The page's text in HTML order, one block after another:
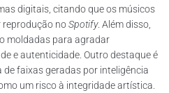
digitais, citando que os músicos
reprodução noSpotify. Além disso,
moldadas para agradar
e autenticidade. Outro destaque é
faixas geradas por inteligência
um risco à integridade artística.